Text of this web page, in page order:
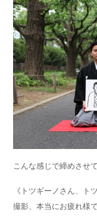
こんな感じで締めさせ
《トツギーノさん、ト
撮影、本当にお疲れ様